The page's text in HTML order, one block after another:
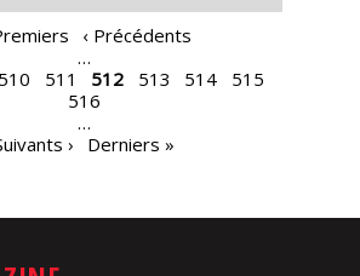
‹ Précédents
…
510 511 512 513 514
515
516
…
›
Derniers »